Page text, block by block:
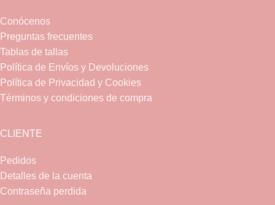
Conócenos
Preguntas frecuentes
Tablas de tallas
Política de Envíos y Devoluciones
Política de Privacidad y Cookies
Términos y condiciones de compra
CLIENTE
Pedidos
Detalles de la cuenta
Contraseña perdida